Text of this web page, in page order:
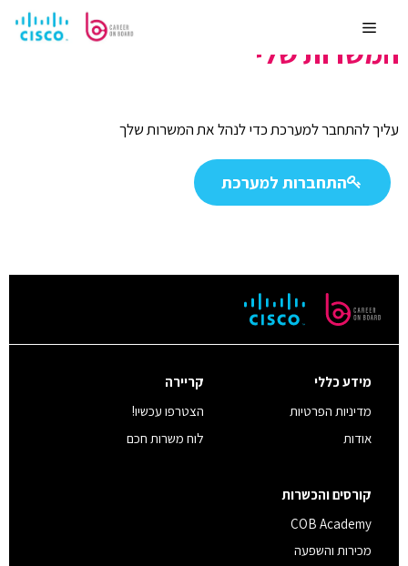
לתוכןMenu
המשרות שלי
עליך להתחבר למערכת כדי לנהל את המשרות שלך
התחברות למערכת
מידע כללי
מדיניות הפרטיות
אודות
קריירה
הצטרפו עכשיו!
לוח משרות חכם
קורסים והכשרות
COB Academy
מכירות והשפעה